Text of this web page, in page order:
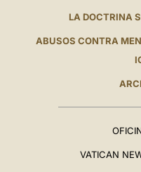
LA DOCTRINA
ABUSOS CONTRA
VATICAN